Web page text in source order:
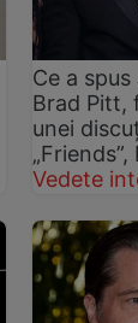
Ce a
Brad Pitt,
unei
Vedete